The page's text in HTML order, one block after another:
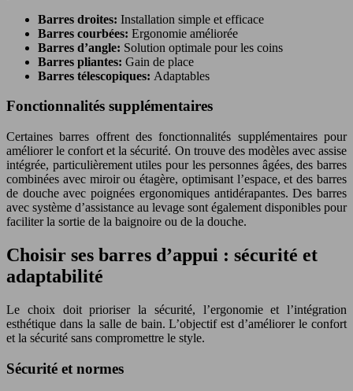
Barres droites: Installation simple et efficace
Barres courbées: Ergonomie améliorée
Barres d’angle: Solution optimale pour les coins
Barres pliantes: Gain de place
Barres télescopiques: Adaptables
Fonctionnalités supplémentaires
Certaines barres offrent des fonctionnalités supplémentaires pour
améliorer le confort et la sécurité. On trouve des modèles avec assise
intégrée, particulièrement utiles pour les personnes âgées, des barres
combinées avec miroir ou étagère, optimisant l’espace, et des barres
de douche avec poignées ergonomiques antidérapantes. Des barres
avec système d’assistance au levage sont également disponibles pour
faciliter la sortie de la baignoire ou de la douche.
Choisir ses barres d’appui : sécurité et
adaptabilité
Le choix doit prioriser la sécurité, l’ergonomie et l’intégration
esthétique dans la salle de bain. L’objectif est d’améliorer le confort
et la sécurité sans compromettre le style.
Sécurité et normes